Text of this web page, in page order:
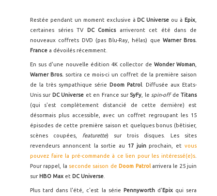
Restée pendant un moment exclusive à DC Universe ou à Epix
certaines séries TV
DC Comics
arriveront cet été dans de
nouveaux coffrets DVD (pas Blu-Ray, hélas) que Warner Bros.
France a dévoilés récemment.
En sus d'une nouvelle édition 4K collector de Wonder Woman
Warner Bros. sortira ce mois-ci un coffret de la première saison
de la très sympathique série Doom Patrol . Diffusée aux Etats-
Unis sur DC Universe et en France sur SyFy , le spin-off deTitans
(qui s'est complètement distancié de cette dernière) est
désormais plus accessible, avec un coffret regroupant les 15
épisodes de cette première saison et quelques bonus (bêtisier,
scènes coupées, featurette) sur trois disques. Les sites
revendeurs annoncent la sortie au 17 juinprochain, etvous
pouvez faire la pré-commande à ce lien pour les intéressé(e)s
Pour rappel, la seconde saison deDoom Patrol arrivera le 25 juin
sur HBO Max et DC Universe
Plus tard dans l'été, c'est la série Pennyworth d'Epix qui sera